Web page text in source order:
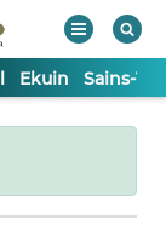
Ekuin Sains-